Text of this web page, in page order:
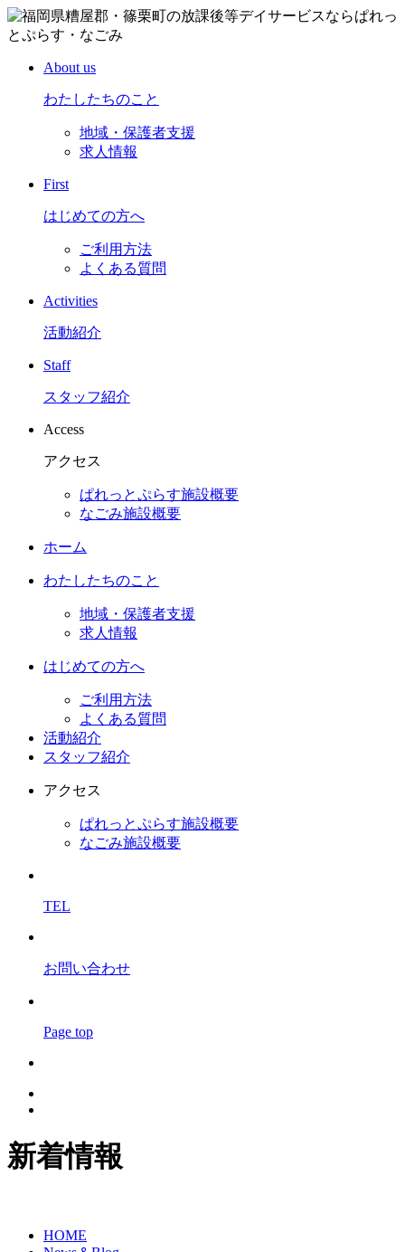
About us
わたしたちのこと
地域・保護者支援
求人情報
First
はじめての方へ
ご利用方法
よくある質問
Activities
活動紹介
Staff
スタッフ紹介
Access
アクセス
ぱれっとぷらす施設概要
なごみ施設概要
ホーム
わたしたちのこと
地域・保護者支援
求人情報
はじめての方へ
ご利用方法
よくある質問
活動紹介
スタッフ紹介
アクセス
ぱれっとぷらす施設概要
なごみ施設概要
TEL
お問い合わせ
Page top
新着情報
HOME